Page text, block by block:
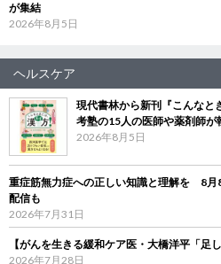
が集結
2026年8月5日
ヘルスケア
現代書林から新刊『こんな
考塾の15人の医師や薬剤師が
2026年8月5日
重症筋無力症への正しい知識と理解を 8月
配信も
2026年7月31日
【がんを生きる緩和ケア医・大橋洋平「足
2026年7月28日